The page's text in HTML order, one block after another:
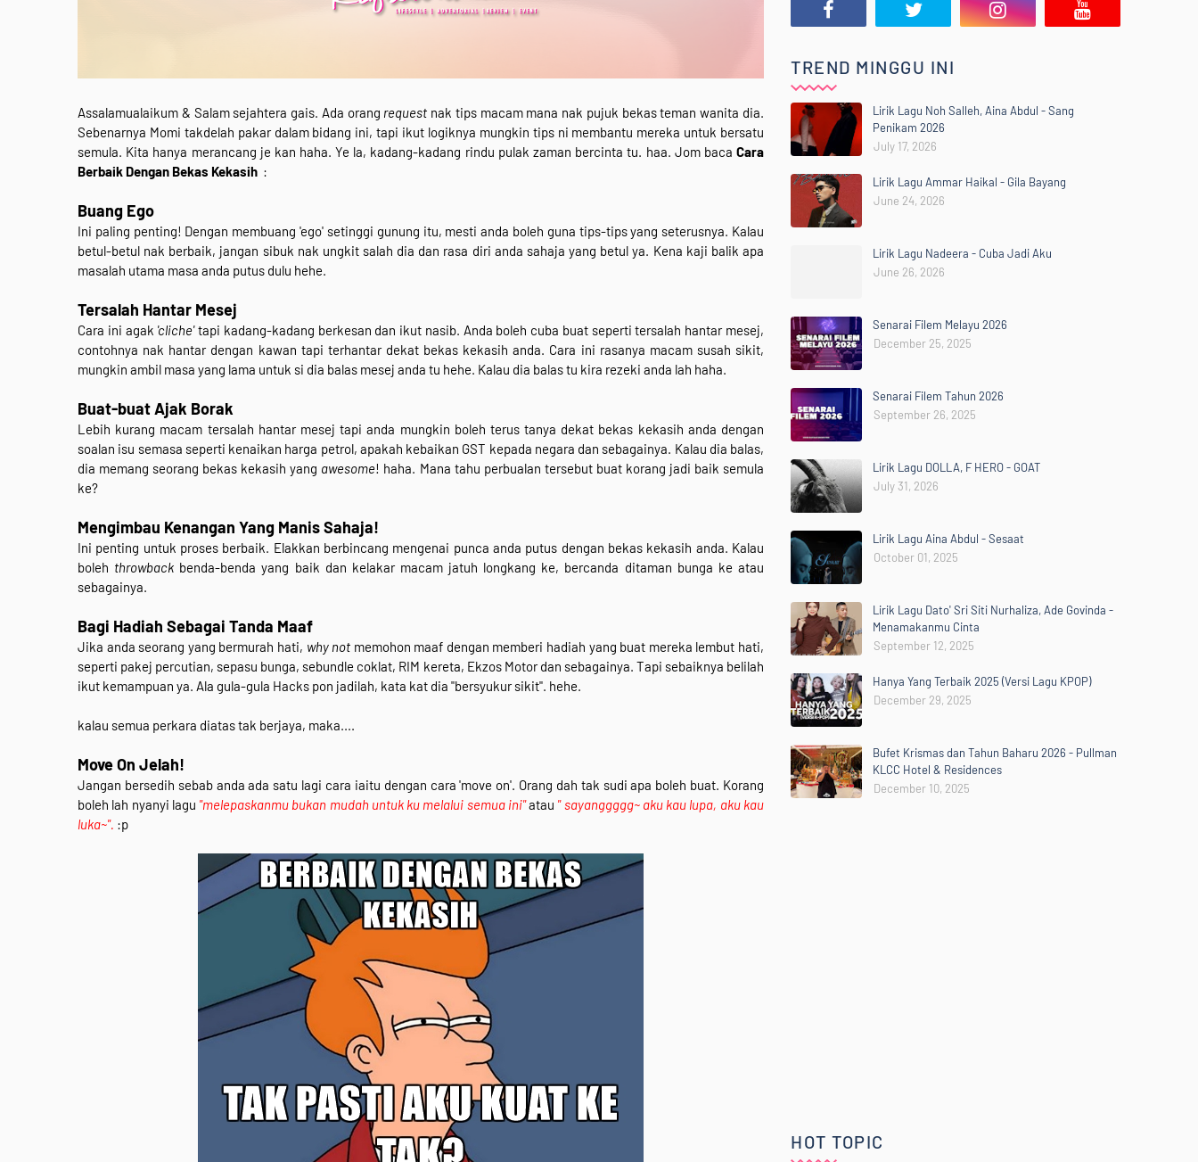
Assalamualaikum & Salam sejahtera gais. Ada orang request nak tips macam mana nak pujuk bekas teman wanita dia.
Sebenarnya Momi takdelah pakar dalam bidang ini, tapi ikut logiknya mungkin tips ni membantu mereka untuk bersatu
semula. Kita hanya merancang je kan haha. Ye la, kadang-kadang rindu pulak zaman bercinta tu. haa. Jom baca Cara
Berbaik Dengan Bekas Kekasih :
Buang Ego
Ini paling penting! Dengan membuang 'ego' setinggi gunung itu, mesti anda boleh guna tips-tips yang seterusnya. Kalau
betul-betul nak berbaik, jangan sibuk nak ungkit salah dia dan rasa diri anda sahaja yang betul ya. Kena kaji balik apa
masalah utama masa anda putus dulu hehe.
Tersalah Hantar Mesej
Cara ini agak 'cliche'tapi kadang-kadang berkesan dan ikut nasib. Anda boleh cuba buat seperti tersalah hantar mesej,
contohnya nak hantar dengan kawan tapi terhantar dekat bekas kekasih anda. Cara ini rasanya macam susah sikit,
mungkin ambil masa yang lama untuk si dia balas mesej anda tu hehe. Kalau dia balas tu kira rezeki anda lah haha.
Buat-buat Ajak Borak
Lebih kurang macam tersalah hantar mesej tapi anda mungkin boleh terus tanya dekat bekas kekasih anda dengan
soalan isu semasa seperti kenaikan harga petrol, apakah kebaikan GST kepada negara dan sebagainya. Kalau dia balas,
dia memang seorang bekas kekasih yang awesome! haha. Mana tahu perbualan tersebut buat korang jadi baik semula
ke?
Mengimbau Kenangan Yang Manis Sahaja!
Ini penting untuk proses berbaik. Elakkan berbincang mengenai punca anda putus dengan bekas kekasih anda. Kalau
boleh throwback benda-benda yang baik dan kelakar macam jatuh longkang ke, bercanda ditaman bunga ke atau
sebagainya.
Bagi Hadiah Sebagai Tanda Maaf
Jika anda seorang yang bermurah hati, why not memohon maaf dengan memberi hadiah yang buat mereka lembut hati,
seperti pakej percutian, sepasu bunga, sebundle coklat, RIM kereta, Ekzos Motor dan sebagainya. Tapi sebaiknya belilah
ikut kemampuan ya. Ala gula-gula Hacks pon jadilah, kata kat dia "bersyukur sikit". hehe.
kalau semua perkara diatas tak berjaya, maka....
Move On Jelah!
Jangan bersedih sebab anda ada satu lagi cara iaitu dengan cara 'move on'. Orang dah tak sudi apa boleh buat. Korang
boleh lah nyanyi lagu "melepaskanmu bukan mudah untuk ku melalui semua ini"atau " sayanggggg~ aku kau lupa, aku kau
luka~". :p
TREND MINGGU INI
Lirik Lagu Noh Salleh, Aina Abdul - Sang
Penikam 2026
July 17, 2026
Lirik Lagu Ammar Haikal - Gila Bayang
June 24, 2026
Lirik Lagu Nadeera - Cuba Jadi Aku
June 26, 2026
Senarai Filem Melayu 2026
December 25, 2025
Senarai Filem Tahun 2026
September 26, 2025
Lirik Lagu DOLLA, F HERO - GOAT
July 31, 2026
Lirik Lagu Aina Abdul - Sesaat
October 01, 2025
Lirik Lagu Dato' Sri Siti Nurhaliza, Ade Govinda -
Menamakanmu Cinta
September 12, 2025
Hanya Yang Terbaik 2025 (Versi Lagu KPOP)
December 29, 2025
Bufet Krismas dan Tahun Baharu 2026 - Pullman
KLCC Hotel & Residences
December 10, 2025
HOT TOPIC